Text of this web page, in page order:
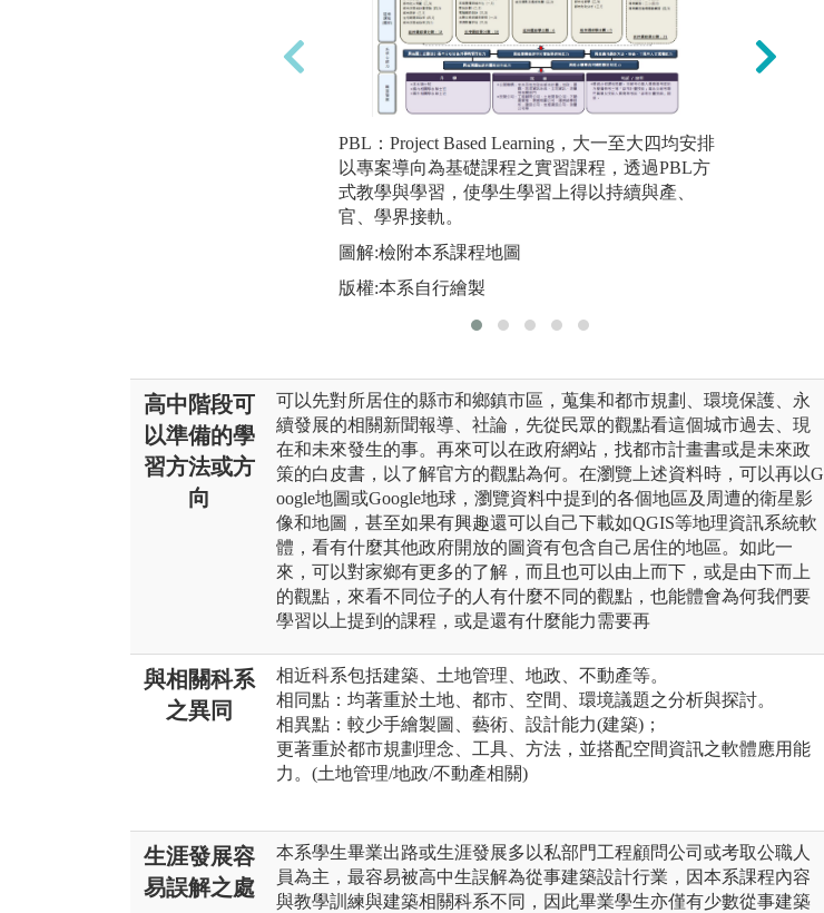
PBL：Project Based Learning，大一至大四均安排
以專案導向為基礎課程之實習課程，透過PBL方
式教學與學習，使學生學習上得以持續與產、
官、學界接軌。
圖解:檢附本系課程地圖
版權:本系自行繪製
高中階段可
以準備的學
習方法或方
向
可以先對所居住的縣市和鄉鎮市區，蒐集和都市規劃、環境保護、永
續發展的相關新聞報導、社論，先從民眾的觀點看這個城市過去、現
在和未來發生的事。再來可以在政府網站，找都市計畫書或是未來政
策的白皮書，以了解官方的觀點為何。在瀏覽上述資料時，可以再以G
oogle地圖或Google地球，瀏覽資料中提到的各個地區及周遭的衛星影
像和地圖，甚至如果有興趣還可以自己下載如QGIS等地理資訊系統軟
體，看有什麼其他政府開放的圖資有包含自己居住的地區。如此一
來，可以對家鄉有更多的了解，而且也可以由上而下，或是由下而上
的觀點，來看不同位子的人有什麼不同的觀點，也能體會為何我們要
學習以上提到的課程，或是還有什麼能力需要再
與相關科系
之異同
相近科系包括建築、土地管理、地政、不動產等。
相同點：均著重於土地、都市、空間、環境議題之分析與探討。
相異點：較少手繪製圖、藝術、設計能力(建築)；
更著重於都市規劃理念、工具、方法，並搭配空間資訊之軟體應用能
力。(土地管理/地政/不動產相關)
生涯發展容
易誤解之處
本系學生畢業出路或生涯發展多以私部門工程顧問公司或考取公職人
員為主，最容易被高中生誤解為從事建築設計行業，因本系課程內容
與教學訓練與建築相關科系不同，因此畢業學生亦僅有少數從事建築